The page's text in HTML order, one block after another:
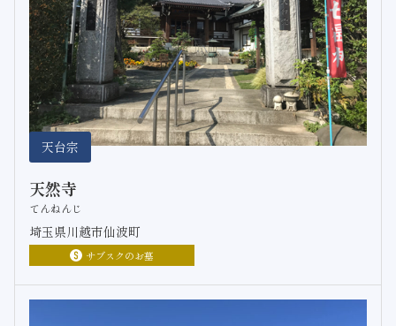
天台宗
天然寺
てんねんじ
埼玉県川越市仙波町
サブスクのお墓